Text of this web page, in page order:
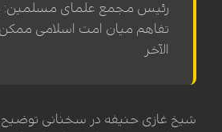
رئیس مجمع علمای مسلمین:
تفاهم میان امت اسلامی
الآخر
شیخ غازی حنیفه در سخنانی توضیح